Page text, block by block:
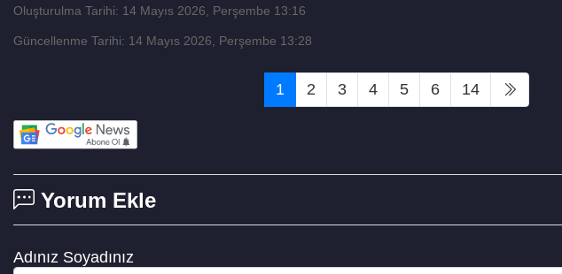
Oluşturulma Tarihi: 14 Mayıs 2026, Perşembe 13:16
Güncellenme Tarihi: 14 Mayıs 2026, Perşembe 13:28
1 2 3 4 5 6 14
Yorum Ekle
Adınız Soyadınız